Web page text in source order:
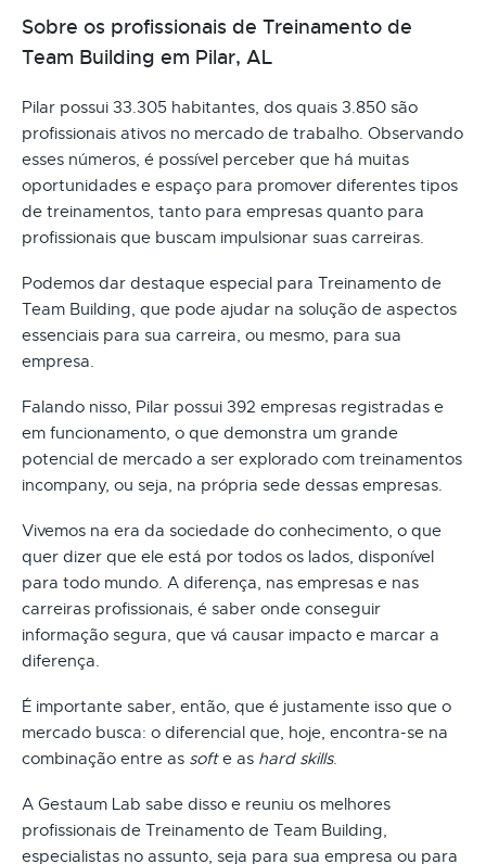
Sobre os profissionais de Treinamento de
Team Building em Pilar, AL
Pilar possui 33.305 habitantes, dos quais 3.850 são
profissionais ativos no mercado de trabalho. Observando
esses números, é possível perceber que há muitas
oportunidades e espaço para promover diferentes tipos
de treinamentos, tanto para empresas quanto para
profissionais que buscam impulsionar suas carreiras.
Podemos dar destaque especial para Treinamento de
Team Building, que pode ajudar na solução de aspectos
essenciais para sua carreira, ou mesmo, para sua
empresa.
Falando nisso, Pilar possui 392 empresas registradas e
em funcionamento, o que demonstra um grande
potencial de mercado a ser explorado com treinamentos
incompany, ou seja, na própria sede dessas empresas.
Vivemos na era da sociedade do conhecimento, o que
quer dizer que ele está por todos os lados, disponível
para todo mundo. A diferença, nas empresas e nas
carreiras profissionais, é saber onde conseguir
informação segura, que vá causar impacto e marcar a
diferença.
É importante saber, então, que é justamente isso que o
mercado busca: o diferencial que, hoje, encontra-se na
combinação entre as softe as hard skills.
A Gestaum Lab sabe disso e reuniu os melhores
profissionais de Treinamento de Team Building,
especialistas no assunto, seja para sua empresa ou para